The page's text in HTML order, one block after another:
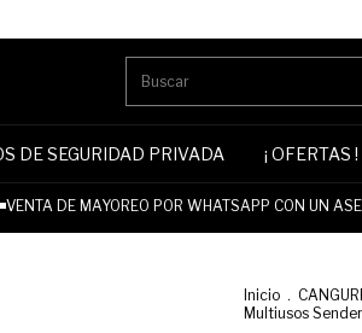
DE SEGURIDAD PRIVADA ¡ OFERTAS !
DE MAYOREO POR WHATSAPP CON UN
Inicio .
Multiusos